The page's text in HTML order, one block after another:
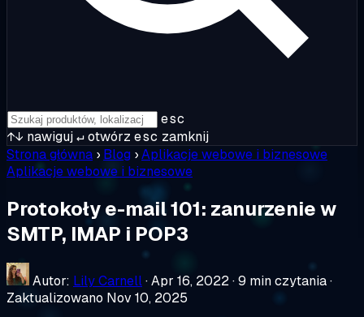
esc
↑↓ nawiguj↵otwórz esc zamknij
Strona główna › Blog ›Aplikacje webowe i biznesowe
Aplikacje webowe i biznesowe
Protokoły e-mail 101: zanurzenie w
SMTP, IMAP i POP3
Autor: Lily Carnell·Apr 16, 2022·9 min czytania·
Zaktualizowano Nov 10, 2025